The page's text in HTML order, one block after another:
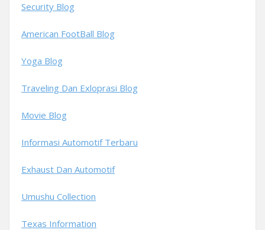
Security Blog
American FootBall Blog
Yoga Blog
Traveling Dan Exloprasi Blog
Movie Blog
Informasi Automotif Terbaru
Exhaust Dan Automotif
Umushu Collection
Texas Information